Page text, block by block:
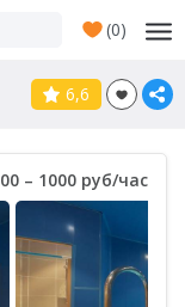
(0)
6,6
– 1000 руб/час